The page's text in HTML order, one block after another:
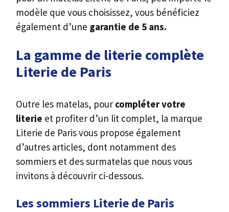
modèle que vous choisissez, vous bénéficiez
également d’une garantie de 5 ans.
La gamme de literie complète
Literie de Paris
Outre les matelas, pour compléter votre
literie et profiter d’un lit complet, la marque
Literie de Paris vous propose également
d’autres articles, dont notamment des
sommiers et des surmatelas que nous vous
invitons à découvrir ci-dessous.
Les sommiers Literie de Paris